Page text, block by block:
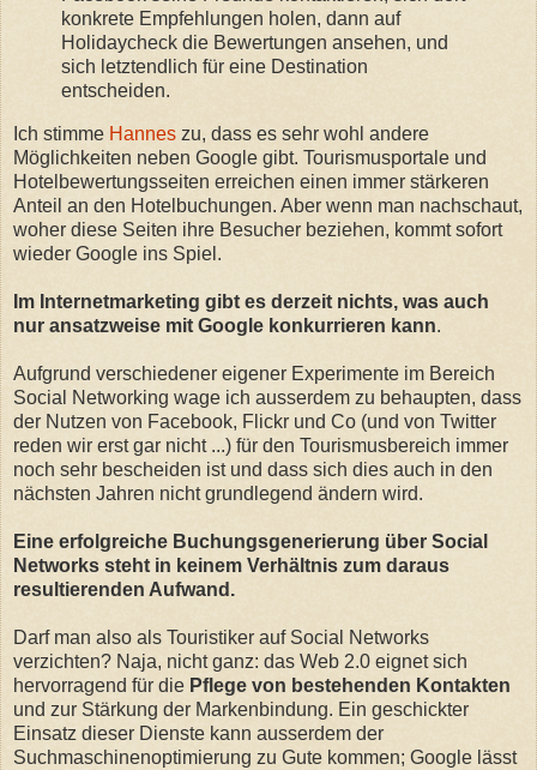
konkrete Empfehlungen holen, dann auf
Holidaycheck die Bewertungen ansehen, und
sich letztendlich für eine Destination
entscheiden.
Ich stimme Hannes zu, dass es sehr wohl andere
Möglichkeiten neben Google gibt. Tourismusportale und
Hotelbewertungsseiten erreichen einen immer stärkeren
Anteil an den Hotelbuchungen. Aber wenn man nachschaut,
woher diese Seiten ihre Besucher beziehen, kommt sofort
wieder Google ins Spiel.
Im Internetmarketing gibt es derzeit nichts, was auch
nur ansatzweise mit Google konkurrieren kann.
Aufgrund verschiedener eigener Experimente im Bereich
Social Networking wage ich ausserdem zu behaupten, dass
der Nutzen von Facebook, Flickr und Co (und von Twitter
reden wir erst gar nicht ...) für den Tourismusbereich immer
noch sehr bescheiden ist und dass sich dies auch in den
nächsten Jahren nicht grundlegend ändern wird.
Eine erfolgreiche Buchungsgenerierung über Social
Networks steht in keinem Verhältnis zum daraus
resultierenden Aufwand.
Darf man also als Touristiker auf Social Networks
verzichten? Naja, nicht ganz: das Web 2.0 eignet sich
hervorragend für die Pflege von bestehenden Kontakten
und zur Stärkung der Markenbindung. Ein geschickter
Einsatz dieser Dienste kann ausserdem der
Suchmaschinenoptimierung zu Gute kommen; Google lässt